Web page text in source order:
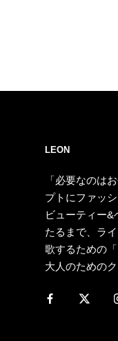
LEON
「必要なのは
プトにファッ
ビューティー
たるまで、ラ
歌するための
大人のための